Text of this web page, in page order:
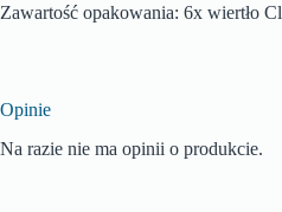
Zawartość opakowania: 6x wiertło
Opinie
Na razie nie ma opinii o produkcie.